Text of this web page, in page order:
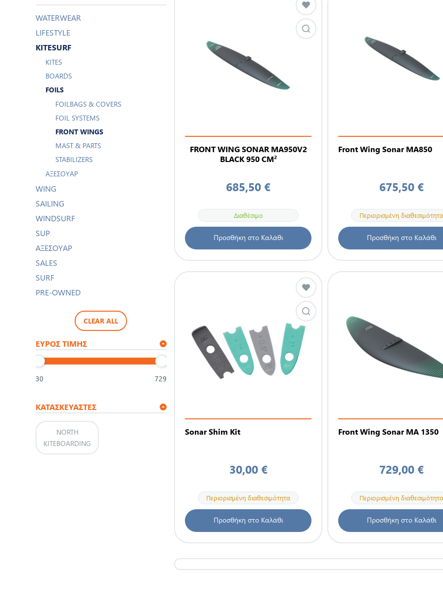
WATERWEAR
LIFESTYLE
KITESURF
KITES
BOARDS
FOILS
FOILBAGS & COVERS
FOIL SYSTEMS
FRONT WINGS
MAST & PARTS
STABILIZERS
ΑΞΕΣΟΥΆΡ
WING
SAILING
WINDSURF
SUP
ΑΞΕΣΟΥΑΡ
SALES
SURF
PRE-OWNED
CLEAR ALL
ΕΎΡΟΣ ΤΙΜΉΣ
30 729
ΚΑΤΑΣΚΕΥΑΣΤΈΣ
NORTH
KITEBOARDING
FRONT WING SONAR MA950V2
BLACK 950 CM²
685,50 €
Διαθέσιμο
Προσθήκη στο Καλάθι
Front Wing Sonar MA850
675,50 €
Περιορισμένη διαθεσιμότητα
Προσθήκη στο Καλάθι
Sonar Shim Kit
30,00 €
Περιορισμένη διαθεσιμότητα
Προσθήκη στο Καλάθι
Front Wing Sonar MA 1350
729,00 €
Περιορισμένη διαθεσιμότητα
Προσθήκη στο Καλάθι